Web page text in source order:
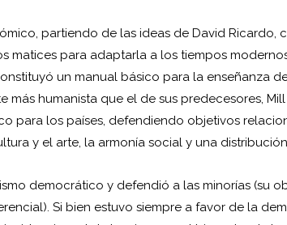
partiendo de las ideas de David Ricardo,
matices para adaptarla a los tiempos
un manual básico para la enseñanza
más humanista que el de sus predecesores,
para los países, defendiendo objetivos
y el arte, la armonía social y una
democrático y defendió a las minorías (su
Si bien estuvo siempre a favor de la